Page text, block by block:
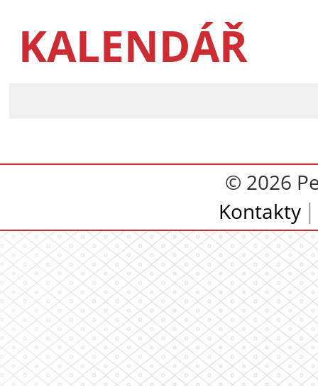
KALENDÁŘ
© 2026
Kontakty